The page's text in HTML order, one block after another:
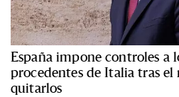
España impone controles a
procedentes de Italia tras el
quitarlos